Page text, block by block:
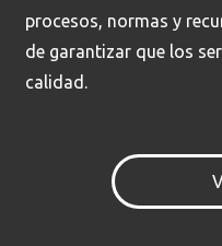
procesos, normas y
de garantizar que los
calidad.